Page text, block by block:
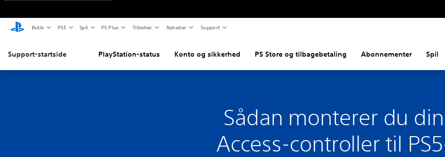
Butik PS5 Spil PS Plus Tilbehør Nyheder Support
Support-startside PlayStation-status Konto og sikkerhed PS Store og tilbagebetaling Abonnementer Spil
Sådan monterer du din
Access-controller til